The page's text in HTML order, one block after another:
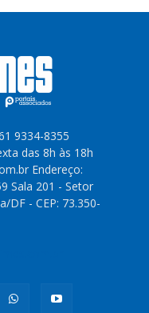
9334-8355
das 8h às 18h
Endereço:
Sala 201 - Setor
DF - CEP: 73.350-